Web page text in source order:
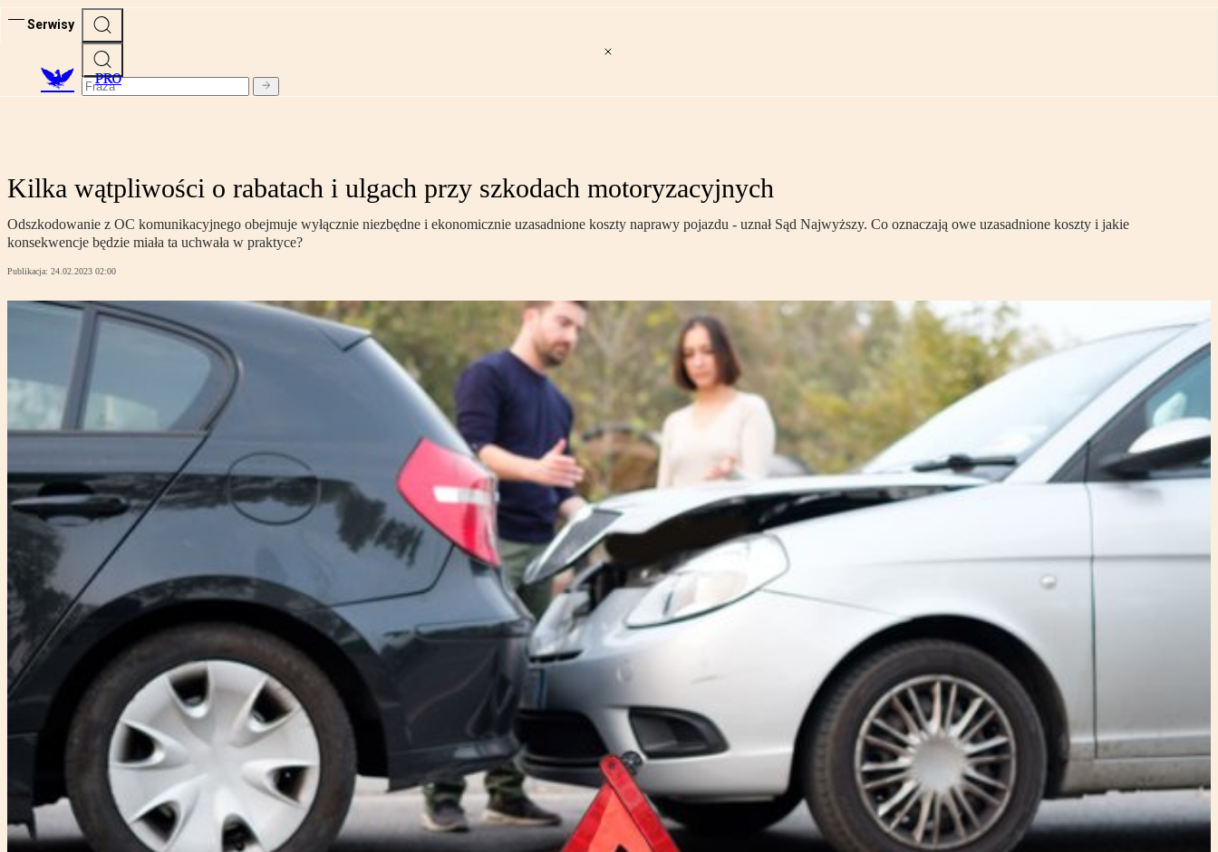
Serwisy
PRO
Kilka wątpliwości o rabatach i ulgach przy szkodach motoryzacyjnych
Odszkodowanie z OC komunikacyjnego obejmuje wyłącznie niezbędne i ekonomicznie uzasadnione koszty naprawy pojazdu - uznał Sąd Najwyższy. Co oznaczają owe uzasadnione koszty i jakie
konsekwencje będzie miała ta uchwała w praktyce?
Publikacja: 24.02.2023 02:00